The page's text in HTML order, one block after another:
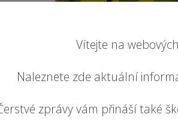
Vítejte na
Naleznete zde aktuální
zprávy vám přináší také